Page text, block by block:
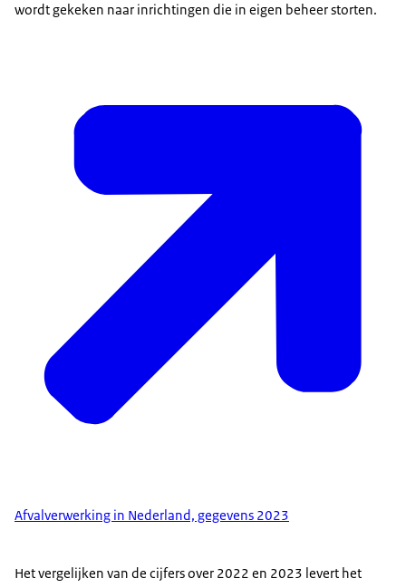
wordt gekeken naar inrichtingen die in eigen beheer storten.
Afvalverwerking in Nederland, gegevens 2023
Het vergelijken van de cijfers over 2022 en 2023 levert het